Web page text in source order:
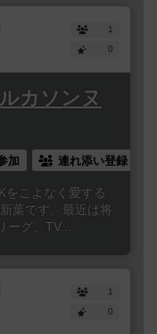
1
0
カソンヌ
加 連れ添い登録
をこよなく愛する
葉です。最近は将
グ、TV...
1
0